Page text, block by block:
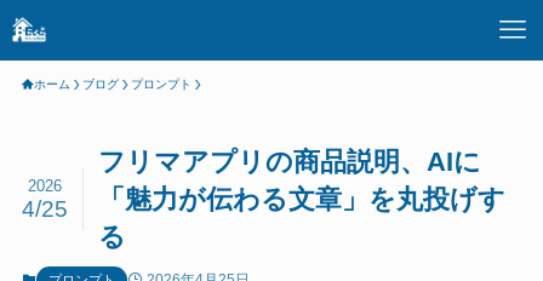
ホーム ブログ プロンプト
フリマアプリの商品説明、AIに
「魅力が伝わる文章」を丸投げす
る
2026
4/25